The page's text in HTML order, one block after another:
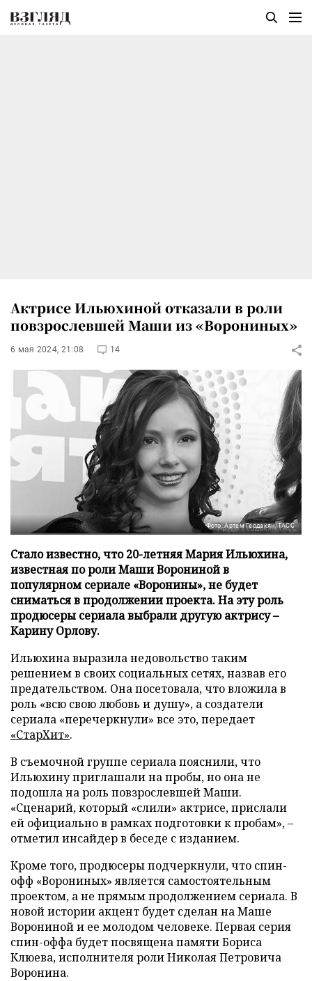
Актрисе Ильюхиной отказали в роли
повзрослевшей Маши из «Ворониных»
6 мая 2024, 21:08 14
Фото: Артем Геодакян/ТАСС
Стало известно, что 20-летняя Мария Ильюхина,
известная по роли Маши Ворониной в
популярном сериале «Воронины», не будет
сниматься в продолжении проекта. На эту роль
продюсеры сериала выбрали другую актрису –
Карину Орлову.
Ильюхина выразила недовольство таким
решением в своих социальных сетях, назвав его
предательством. Она посетовала, что вложила в
роль «всю свою любовь и душу», а создатели
сериала «перечеркнули» все это, передает
«СтарХит».
В съемочной группе сериала пояснили, что
Ильюхину приглашали на пробы, но она не
подошла на роль повзрослевшей Маши.
«Сценарий, который «слили» актрисе, прислали
ей официально в рамках подготовки к пробам», –
отметил инсайдер в беседе с изданием.
Кроме того, продюсеры подчеркнули, что спин-
офф «Ворониных» является самостоятельным
проектом, а не прямым продолжением сериала. В
новой истории акцент будет сделан на Маше
Ворониной и ее молодом человеке. Первая серия
спин-оффа будет посвящена памяти Бориса
Клюева, исполнителя роли Николая Петровича
Воронина.